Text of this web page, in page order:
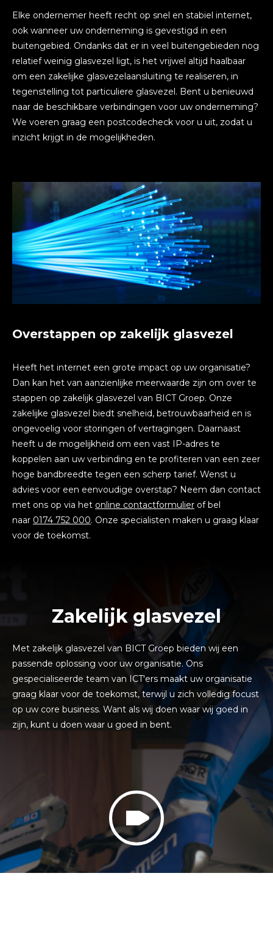
Elke ondernemer heeft recht op snel en stabiel internet,
ook wanneer uw onderneming is gevestigd in een
buitengebied. Ondanks dat er in veel buitengebieden nog
relatief weinig glasvezel ligt, is het vrijwel altijd haalbaar
om een zakelijke glasvezelaansluiting te realiseren, in
tegenstelling tot particuliere glasvezel. Bent u benieuwd
naar de beschikbare verbindingen voor uw onderneming?
We voeren graag een postcodecheck voor u uit, zodat u
inzicht krijgt in de mogelijkheden.
Overstappen op zakelijk glasvezel
Heeft het internet een grote impact op uw organisatie?
Dan kan het van aanzienlijke meerwaarde zijn om over te
stappen op zakelijk glasvezel van BICT Groep. Onze
zakelijke glasvezel biedt snelheid, betrouwbaarheid en is
ongevoelig voor storingen of vertragingen. Daarnaast
heeft u de mogelijkheid om een vast IP-adres te
koppelen aan uw verbinding en te profiteren van een zeer
hoge bandbreedte tegen een scherp tarief. Wenst u
advies voor een eenvoudige overstap? Neem dan contact
met ons op via het online contactformulier of bel
naar 0174 752 000. Onze specialisten maken u graag klaar
voor de toekomst.
Zakelijk glasvezel
Met zakelijk glasvezel van BICT Groep bieden wij een
passende oplossing voor uw organisatie. Ons
gespecialiseerde team van ICT'ers maakt uw organisatie
graag klaar voor de toekomst, terwijl u zich volledig focust
op uw core business. Want als wij doen waar wij goed in
zijn, kunt u doen waar u goed in bent.